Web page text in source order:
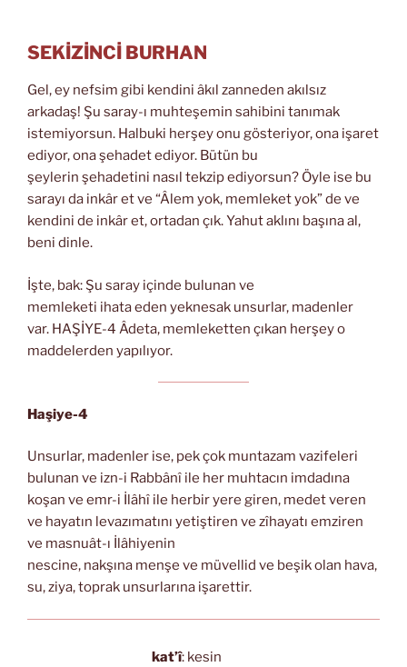
SEKİZİNCİ BURHAN
Gel, ey nefsim gibi kendini âkıl zanneden akılsız
arkadaş! Şu saray-ı muhteşemin sahibini tanımak
istemiyorsun. Halbuki herşey onu gösteriyor, ona işaret
ediyor, ona şehadet ediyor. Bütün bu
şeylerin şehadetini nasıl tekzip ediyorsun? Öyle ise bu
sarayı da inkâr et ve “Âlem yok, memleket yok” de ve
kendini de inkâr et, ortadan çık. Yahut aklını başına al,
beni dinle.
İşte, bak: Şu saray içinde bulunan ve
memleketi ihata eden yeknesak unsurlar, madenler
var. HAŞİYE-4 Âdeta, memleketten çıkan herşey o
maddelerden yapılıyor.
Haşiye-4
Unsurlar, madenler ise, pek çok muntazam vazifeleri
bulunan ve izn-i Rabbânî ile her muhtacın imdadına
koşan ve emr-i İlâhî ile herbir yere giren, medet veren
ve hayatın levazımatını yetiştiren ve zîhayatı emziren
ve masnuât-ı İlâhiyenin
nescine, nakşına menşe ve müvellid ve beşik olan hava,
su, ziya, toprak unsurlarına işarettir.
kat’î: kesin